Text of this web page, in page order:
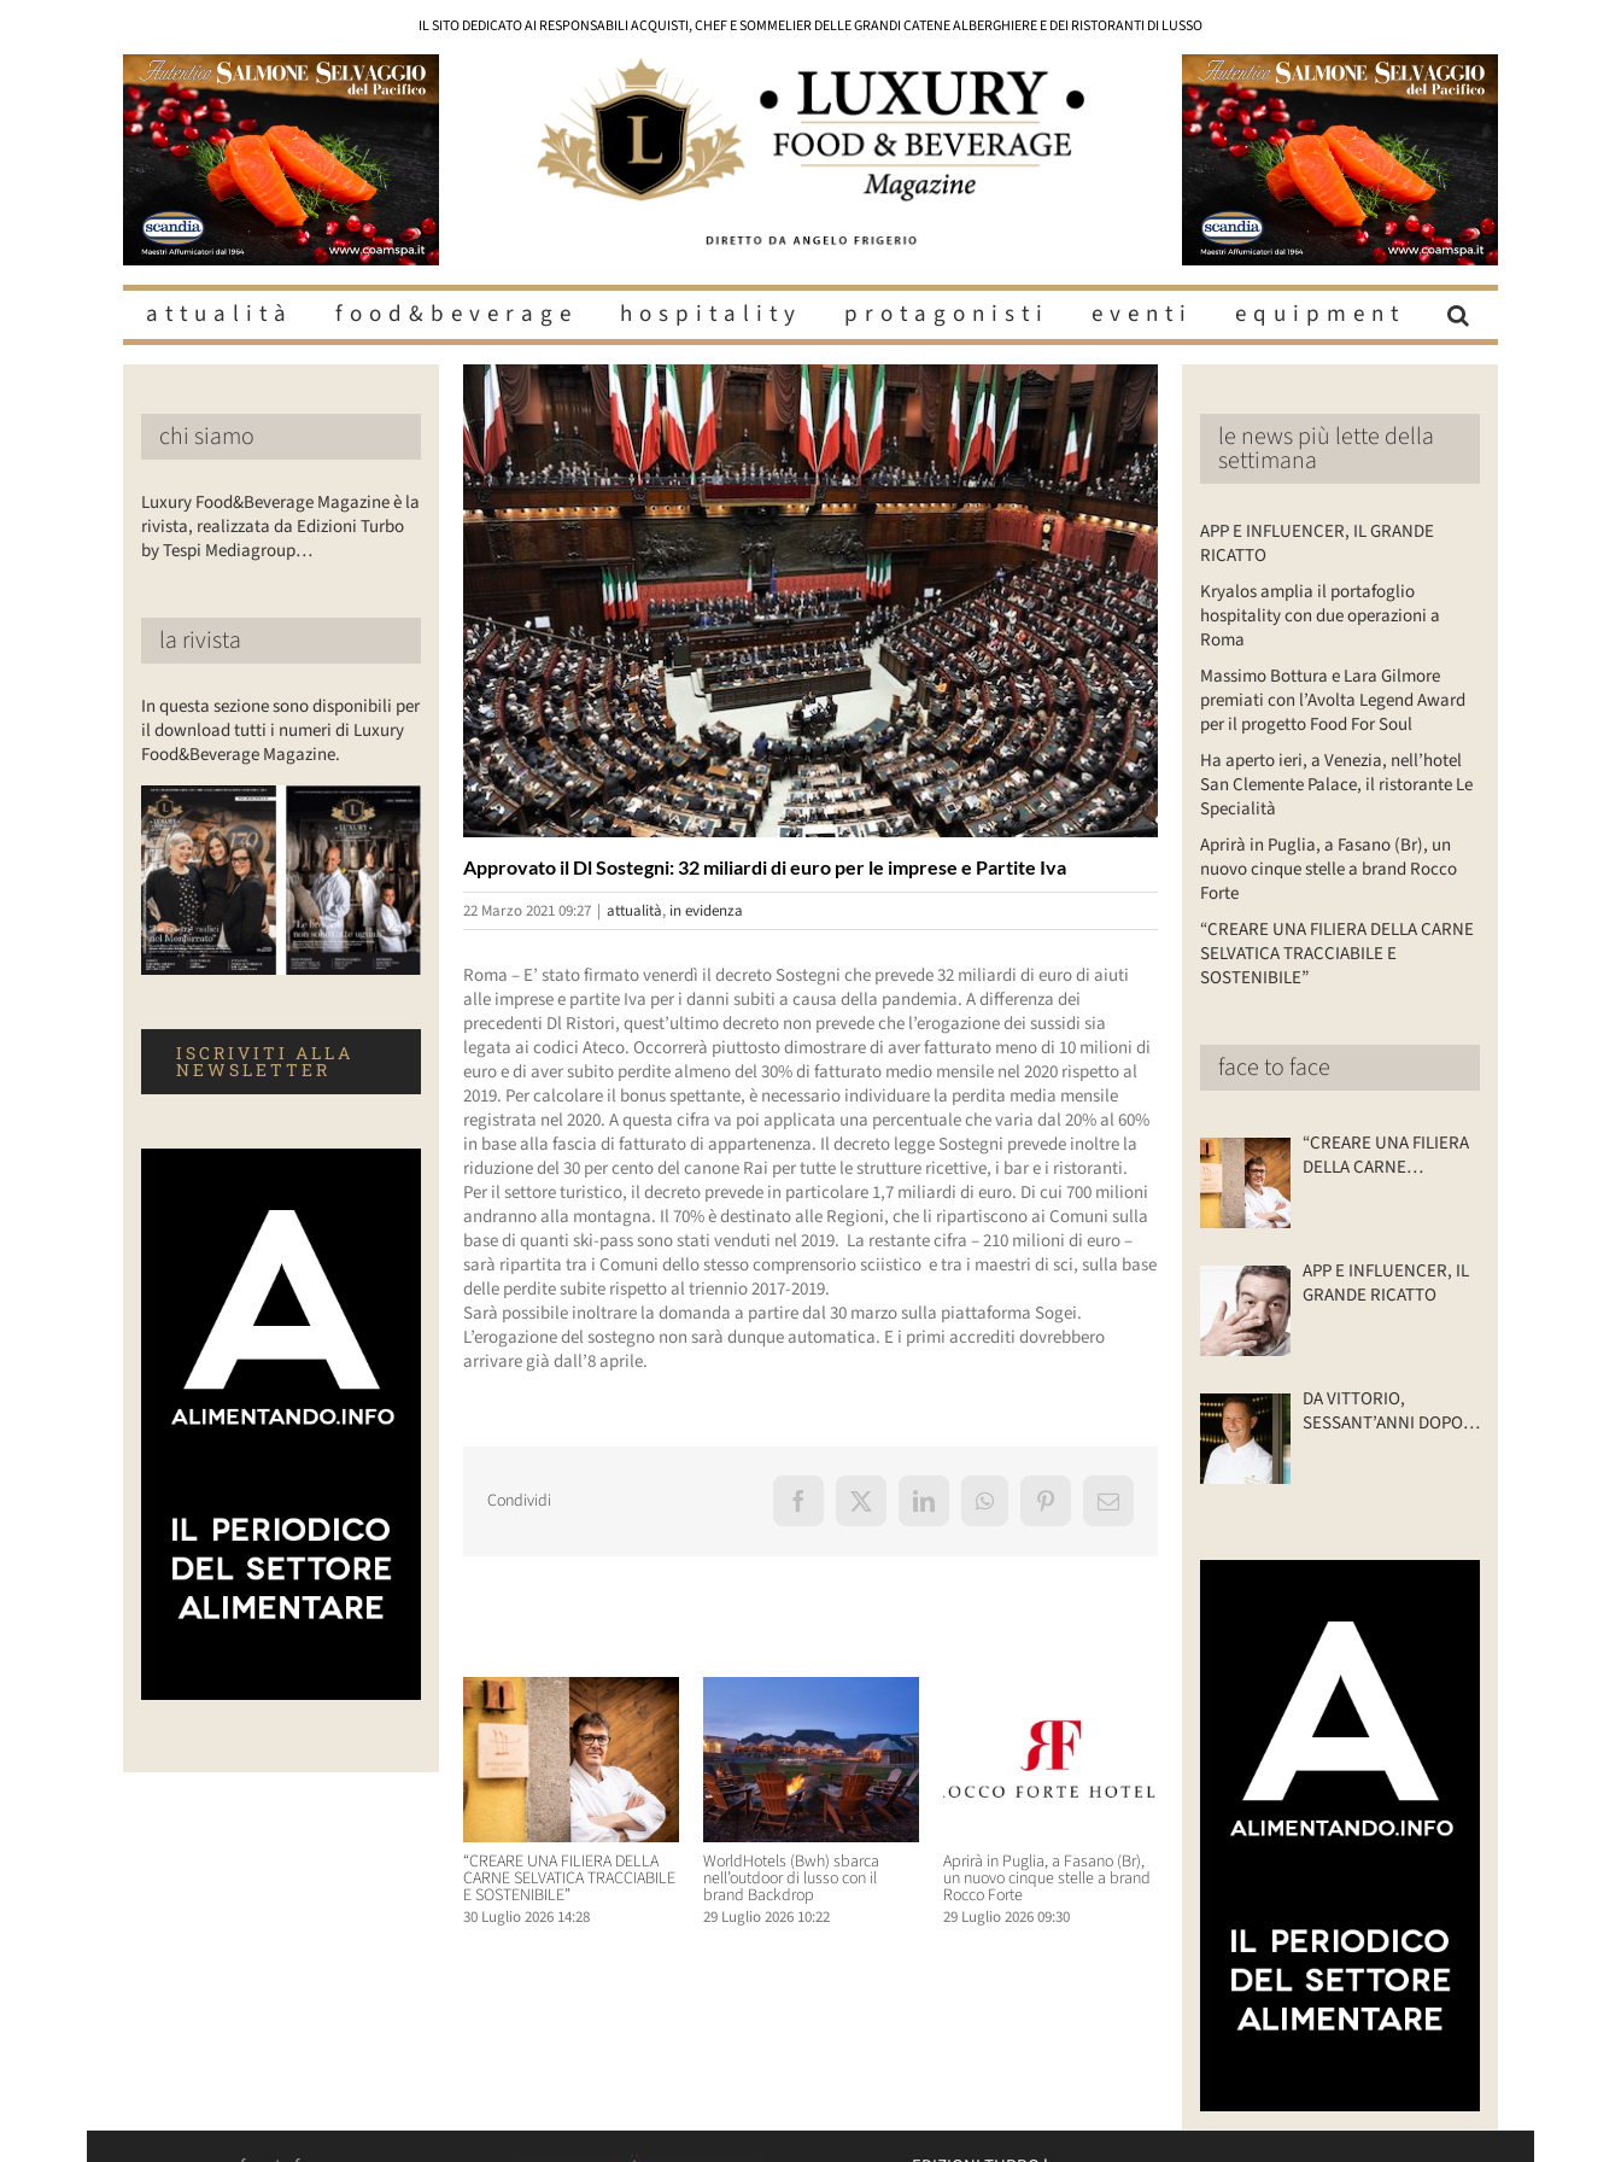
IL SITO DEDICATO AI RESPONSABILI ACQUISTI, CHEF E SOMMELIER DELLE GRANDI CATENE ALBERGHIERE E DEI RISTORANTI DI LUSSO
attualità food&beverage hospitality protagonisti eventi equipment
Ingrandisci
immagine
Approvato il Dl Sostegni: 32 miliardi di euro per le imprese e Partite Iva
22 Marzo 2021 09:27 | attualità, in evidenza
Roma – E’ stato firmato venerdì il decreto Sostegni che prevede 32 miliardi di euro di aiuti
alle imprese e partite Iva per i danni subiti a causa della pandemia. A differenza dei
precedenti Dl Ristori, quest’ultimo decreto non prevede che l’erogazione dei sussidi sia
legata ai codici Ateco. Occorrerà piuttosto dimostrare di aver fatturato meno di 10 milioni di
euro e di aver subito perdite almeno del 30% di fatturato medio mensile nel 2020 rispetto al
2019. Per calcolare il bonus spettante, è necessario individuare la perdita media mensile
registrata nel 2020. A questa cifra va poi applicata una percentuale che varia dal 20% al 60%
in base alla fascia di fatturato di appartenenza. Il decreto legge Sostegni prevede inoltre la
riduzione del 30 per cento del canone Rai per tutte le strutture ricettive, i bar e i ristoranti.
Per il settore turistico, il decreto prevede in particolare 1,7 miliardi di euro. Di cui 700 milioni
andranno alla montagna. Il 70% è destinato alle Regioni, che li ripartiscono ai Comuni sulla
base di quanti ski-pass sono stati venduti nel 2019. La restante cifra – 210 milioni di euro –
sarà ripartita tra i Comuni dello stesso comprensorio sciistico e tra i maestri di sci, sulla base
delle perdite subite rispetto al triennio 2017-2019.
Sarà possibile inoltrare la domanda a partire dal 30 marzo sulla piattaforma Sogei.
L’erogazione del sostegno non sarà dunque automatica. E i primi accrediti dovrebbero
arrivare già dall’8 aprile.
Condividi Facebook
X LinkedInWhatsAppPinterestEmail
“CREARE UNA FILIERA DELLA
CARNE SELVATICA TRACCIABILE
E SOSTENIBILE”
30 Luglio 2026 14:28
WorldHotels (Bwh) sbarca
nell’outdoor di lusso con il
brand Backdrop
29 Luglio 2026 10:22
Aprirà in Puglia, a Fasano (Br),
un nuovo cinque stelle a brand
Rocco Forte
29 Luglio 2026 09:30
chi siamo
Luxury Food&Beverage Magazine è la
rivista, realizzata da Edizioni Turbo
by Tespi Mediagroup…
la rivista
In questa sezione sono disponibili per
il download tutti i numeri di Luxury
Food&Beverage Magazine.
ISCRIVITI ALLA
NEWSLETTER
le news più lette della
settimana
APP E INFLUENCER, IL GRANDE
RICATTO
Kryalos amplia il portafoglio
hospitality con due operazioni a
Roma
Massimo Bottura e Lara Gilmore
premiati con l’Avolta Legend Award
per il progetto Food For Soul
Ha aperto ieri, a Venezia, nell’hotel
San Clemente Palace, il ristorante Le
Specialità
Aprirà in Puglia, a Fasano (Br), un
nuovo cinque stelle a brand Rocco
Forte
“CREARE UNA FILIERA DELLA CARNE
SELVATICA TRACCIABILE E
SOSTENIBILE”
face to face
“CREARE UNA FILIERA
DELLA CARNE
APP E INFLUENCER, IL
GRANDE RICATTO
DA VITTORIO,
SESSANT’ANNI DOPO: